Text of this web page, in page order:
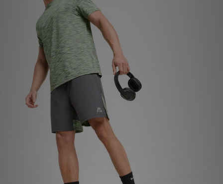
Collecties
Merken
Vind een winkel
Bestelling traceren